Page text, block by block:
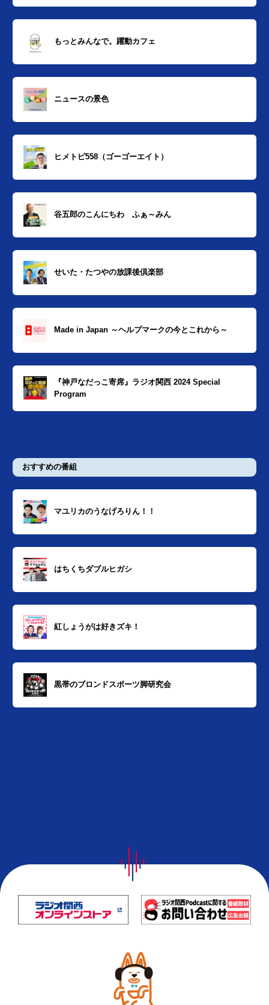
もっとみんなで。躍動カフェ
ニュースの景色
ヒメトピ558（ゴーゴーエイト）
谷五郎のこんにちわ ふぁ～みん
せいた・たつやの放課後倶楽部
Made in Japan ～ヘルプマークの今とこれから～
『神戸なだっこ寄席』ラジオ関西 2024 Special
Program
おすすめの番組
マユリカのうなげろりん！！
はちくちダブルヒガシ
紅しょうがは好きズキ！
黒帯のブロンドスポーツ脚研究会